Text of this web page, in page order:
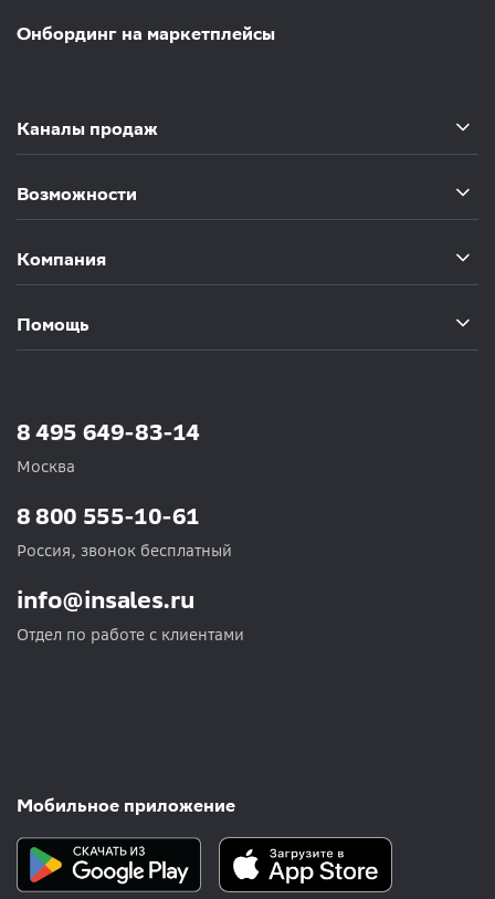
Онбординг на маркетплейсы
Каналы продаж
Возможности
Компания
Помощь
8 495 649-83-14
Москва
info@insales.ru
Отдел по работе с клиентами
8 800 555-10-61
Россия, звонок бесплатный
Мобильное приложение